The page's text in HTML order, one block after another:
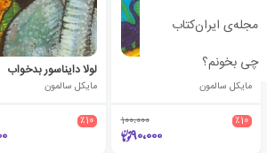
مجله‌ی ایران‌کتاب
چی بخونم؟
ویلبر دایناسور پرنده
مایکل سالمون
٪10 100،000
90،000
لولا دایناسور بدخواب
مایکل سالمون
٪10